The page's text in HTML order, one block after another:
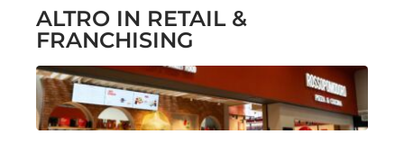
ALTRO IN RETAIL &
FRANCHISING